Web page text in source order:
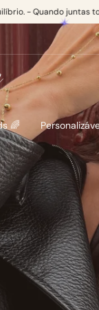
tuas partes, brilhas
🌈